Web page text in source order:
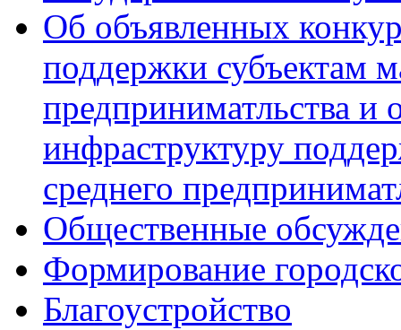
Об объявленных
поддержки субъектам
предприниматльства
инфраструктуру
среднего
Общественные
Формирование
Благоустройство